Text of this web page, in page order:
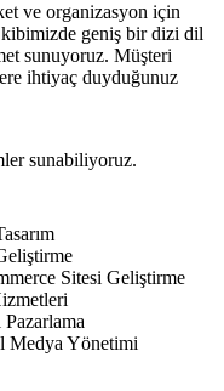
ve organizasyon için
geniş bir dizi dil
sunuyoruz. Müşteri
ihtiyaç duyduğunuz
sunabiliyoruz.
Sitesi Geliştirme
Medya Yönetimi